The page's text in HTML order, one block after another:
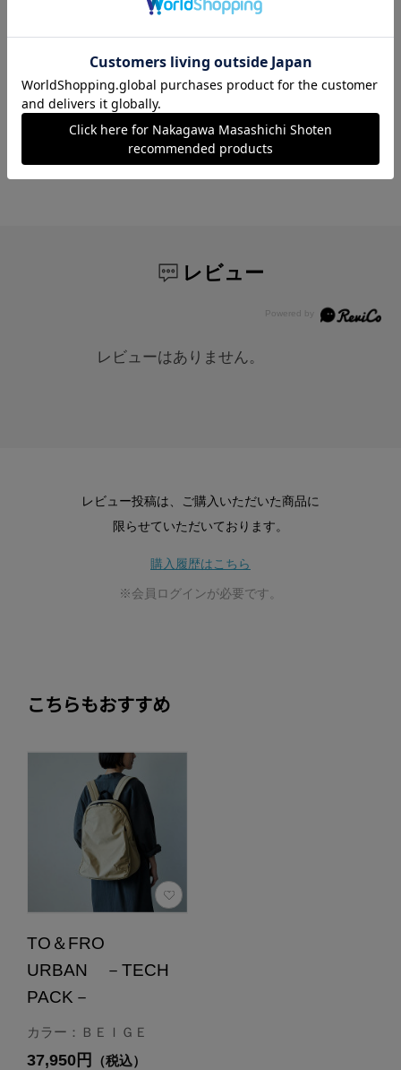
を兼ね備えたナイロン100%の3層透湿防水生地
ウェアに匹敵する圧倒的な撥水・防水・透湿性
を誇ります。激しい雨もしっかりと弾きなが
やアクティブに動く日でも常にドライで快適な
着心地をキープします。
レビュー
レビューはありません。
レビュー投稿は、ご購入いただいた商品に
限らせていただいております。
購入履歴はこちら
※会員ログインが必要です。
こちらもおすすめ
TO＆FRO
URBAN －TECH
PACK－
カラー：ＢＥＩＧＥ
37,950円 （税込）